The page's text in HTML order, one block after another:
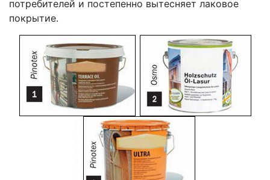
потребителей и постепенно вытесняет лаковое
покрытие.